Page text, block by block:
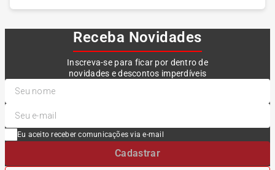
Receba Novidades
Inscreva-se para ficar por dentro de
novidades e descontos imperdíveis
Eu aceito receber comunicações via e-mail
Cadastrar